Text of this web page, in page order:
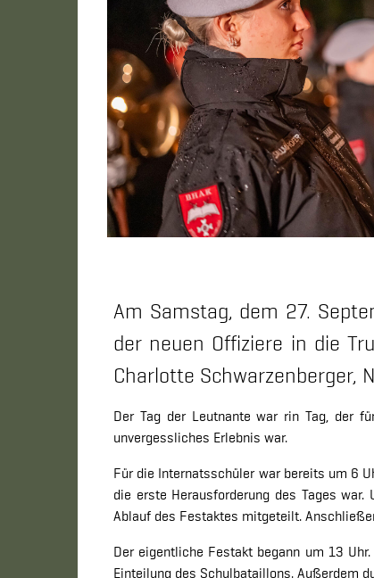
Am Samstag, dem 27.
der neuen Offiziere in die
Charlotte Schwarzenberger,
Der Tag der Leutnante war rin Tag, der
unvergessliches Erlebnis war.
Für die Internatsschüler war bereits um 6
die erste Herausforderung des Tages
Ablauf des Festaktes mitgeteilt.
Der eigentliche Festakt begann um 13
Einteilung des Schulbataillons. Außerdem